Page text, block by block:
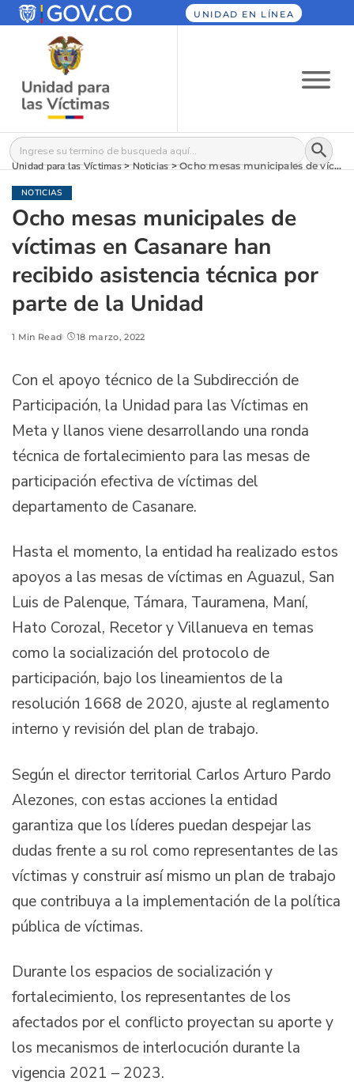
UNIDAD EN LÍNEA
Buscar: Botón
Unidad para las Víctimas>Noticias>Ocho mesas municipales de víctimas en Casanare han recibido asistencia técnica por parte de la Unidad
NOTICIAS
Ocho mesas municipales de
víctimas en Casanare han
recibido asistencia técnica por
parte de la Unidad
1 Min Read 18 marzo, 2022
Con el apoyo técnico de la Subdirección de
Participación, la Unidad para las Víctimas en
Meta y llanos viene desarrollando una ronda
técnica de fortalecimiento para las mesas de
participación efectiva de víctimas del
departamento de Casanare.
Hasta el momento, la entidad ha realizado estos
apoyos a las mesas de víctimas en Aguazul, San
Luis de Palenque, Támara, Tauramena, Maní,
Hato Corozal, Recetor y Villanueva en temas
como la socialización del protocolo de
participación, bajo los lineamientos de la
resolución 1668 de 2020, ajuste al reglamento
interno y revisión del plan de trabajo.
Según el director territorial Carlos Arturo Pardo
Alezones, con estas acciones la entidad
garantiza que los líderes puedan despejar las
dudas frente a su rol como representantes de las
víctimas y construir así mismo un plan de trabajo
que contribuya a la implementación de la política
pública de víctimas.
Durante los espacios de socialización y
fortalecimiento, los representantes de los
afectados por el conflicto proyectan su aporte y
los mecanismos de interlocución durante la
vigencia 2021 – 2023.